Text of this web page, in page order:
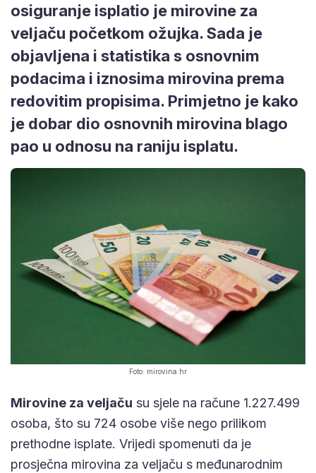
osiguranje isplatio je mirovine za
veljaču početkom ožujka. Sada je
objavljena i statistika s osnovnim
podacima i iznosima mirovina prema
redovitim propisima. Primjetno je kako
je dobar dio osnovnih mirovina blago
pao u odnosu na raniju isplatu.
Foto: mirovina.hr
Mirovine za veljaču su sjele na račune 1.227.499
osoba, što su 724 osobe više nego prilikom
prethodne isplate. Vrijedi spomenuti da je
prosječna mirovina za veljaču s međunarodnim